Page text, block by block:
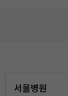
서울병원